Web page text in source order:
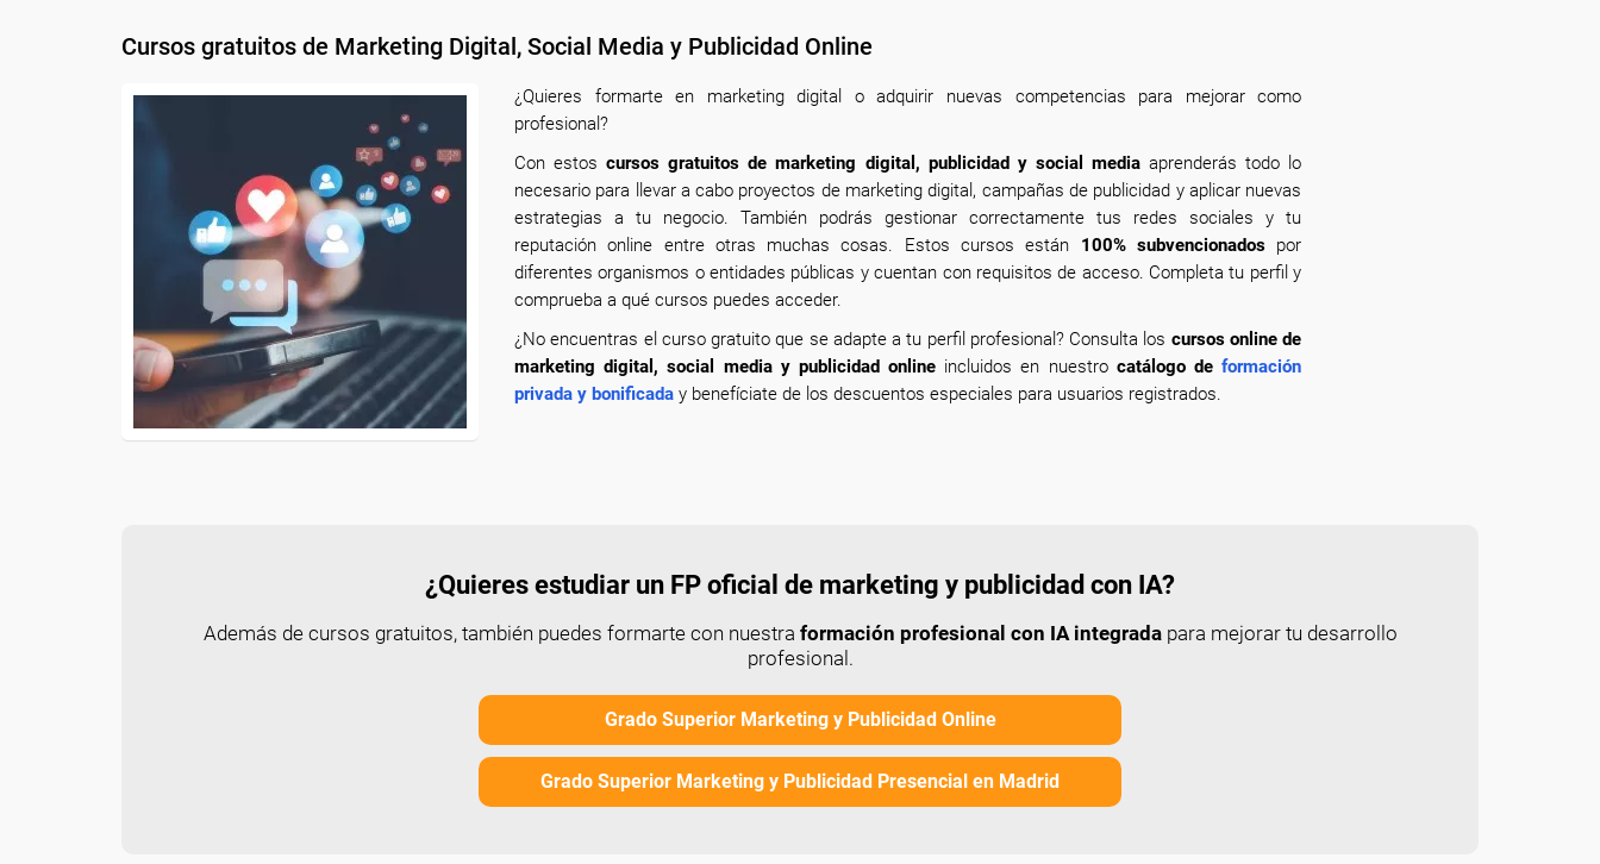
Cursos gratuitos de Marketing Digital, Social Media y Publicidad Online
¿Quieres formarte en marketing digital o adquirir nuevas competencias para mejorar como
profesional?
Con estoscursos gratuitos de marketing digital, publicidad y social mediaaprenderás todo lo
necesario para llevar a cabo proyectos de marketing digital, campañas de publicidad y aplicar nuevas
estrategias a tu negocio. También podrás gestionar correctamente tus redes sociales y tu
reputación online entre otras muchas cosas. Estos cursos están 100% subvencionadospor
diferentes organismos o entidades públicas y cuentan con requisitos de acceso. Completa tu perfil y
comprueba a qué cursos puedes acceder.
¿No encuentras el curso gratuito que se adapte a tu perfil profesional? Consulta los cursos online de
marketing digital, social media y publicidad online incluidos en nuestro catálogo de formación
privada y bonificada y benefíciate de los descuentos especiales para usuarios registrados.
¿Quieres estudiar un FP oficial de marketing y publicidad con IA?
Además de cursos gratuitos, también puedes formarte con nuestra formación profesional con IA integradapara mejorar tu desarrollo
profesional.
Grado Superior Marketing y Publicidad Online
Grado Superior Marketing y Publicidad Presencial en Madrid